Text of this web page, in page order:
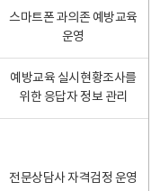
스마트폰 과의존 예방교육
운영
예방교육 실시현황조사를
위한 응답자 정보 관리
전문상담사 자격검정 운영